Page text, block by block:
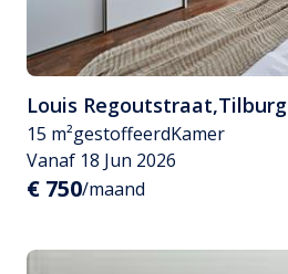
Louis Regoutstraat,Tilburg
15 m²gestoffeerdKamer
Vanaf 18 Jun 2026
€ 750/maand